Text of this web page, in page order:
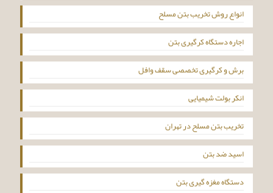
انواع روش تخریب بتن مسلح
اجاره دستگاه کرگیری بتن
برش و کرگیری تخصصی سقف وافل
انکر بولت شیمیایی
تخریب بتن مسلح در تهران
اسید ضد بتن
دستگاه مغزه گیری بتن